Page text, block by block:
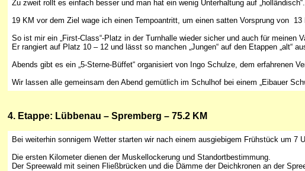
Zu zweit rollt es einfach besser und man hat ein wenig Unterhaltung auf „holländisch“.
19 KM vor dem Ziel wage ich einen Tempoantritt, um einen satten Vorsprung von
So ist mir ein „First-Class“-Platz in der Turnhalle wieder sicher und auch für meinen
Er rangiert auf Platz 10 – 12 und lässt so manchen „Jungen“ auf den Etappen „alt“
Abends gibt es ein „5-Sterne-Büffet“ organisiert von Ingo Schulze, dem erfahrenen
Wir lassen alle gemeinsam den Abend gemütlich im Schulhof bei einem „Eibauer
4. Etappe: Lübbenau – Spremberg – 75.2 KM
Bei weiterhin sonnigem Wetter starten wir nach einem ausgiebigem Frühstück um 7
Die ersten Kilometer dienen der Muskellockerung und Standortbestimmung.
Der Spreewald mit seinen Fließbrücken und die Dämme der Deichkronen an der